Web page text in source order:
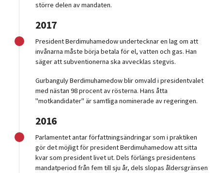
större delen av mandaten.
2017
President Berdimuhamedow undertecknar en lag om att
invånarna måste börja betala för el, vatten och gas. Han
säger att subventionerna ska avvecklas stegvis.
Gurbanguly Berdimuhamedow blir omvald i presidentvalet
med nästan 98 procent av rösterna. Hans åtta
"motkandidater" är samtliga nominerade av regeringen.
2016
Parlamentet antar författningsändringar som i praktiken
gör det möjligt för president Berdimuhamedow att sitta
kvar som president livet ut. Dels förlängs presidentens
mandatperiod från fem till sju år, dels slopas åldersgränsen